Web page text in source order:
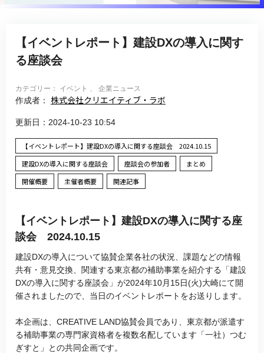
【イベントレポート】建設DXの導入に関す
る座談会
カテゴリー： イベント 、 企業ニュース
作成者： 株式会社クリエイティブ・ラボ
更新日：2024-10-23 10:54
【イベントレポート】建設DXの導入に関する座談会 2024.10.15
建設DXの導入に関する座談会
座談会の参加者
まとめ
開催概要
主催者概要 関連記事
【イベントレポート】建設DXの導入に関する座
談会 2024.10.15
建設DXの導入について協賛企業各社の状況、課題などの情報
共有・意見交換、関連する東京都の補助事業を紹介する「建設
DXの導入に関する座談会」が2024年10月15日(火)大崎にて開
催されましたので、当日のイベントレポートをお送りします。
本企画は、CREATIVE LAND協賛会員であり、東京都が派遣す
る補助事業の専門家資格者を複数名配しています「一社）つむ
ぎすと」との共同企画です。